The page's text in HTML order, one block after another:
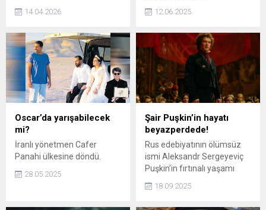
Dermancıoğlu’nun kısa
sonrası fit halleri
dikkatlerden kaçmamıştı.
Ünlü ismin, ortaya çıkan
zayıflama nedeni
sevenlerini üzdü.
Dermancıoğlu, bu sürecin
arkasındaki gerçeği açıkladı.
14.04.2026
döndü.
12.06.2025
Oscar’da yarışabilecek
mi?
İranlı yönetmen Cafer
Panahi ülkesine döndü.
28.05.2025
Şair Puşkin’in hayatı
beyazperdede!
Rus edebiyatının ölümsüz
ismi Aleksandr Sergeyeviç
Puşkin’in fırtınalı yaşamı
Yönetmen koltuğunda Felix
18.09.2025